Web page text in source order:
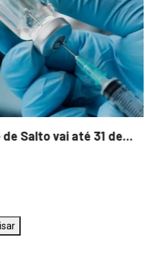
até 31 de...